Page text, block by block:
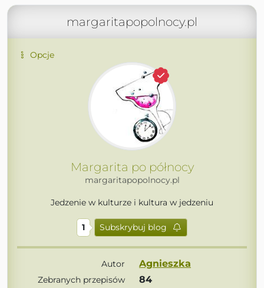
margaritapopolnocy.pl
Opcje
Margarita po północy
margaritapopolnocy.pl
Jedzenie w kulturze i kultura w jedzeniu
1 Subskrybuj blog
Autor Agnieszka
Zebranych przepisów 84